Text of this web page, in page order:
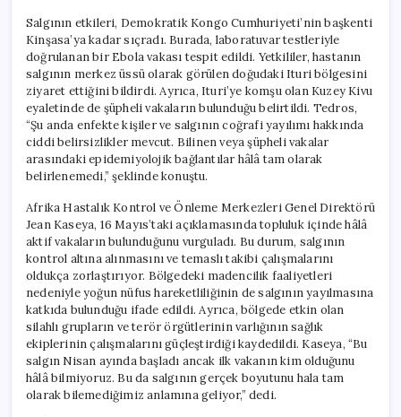
Salgının etkileri, Demokratik Kongo Cumhuriyeti’nin başkenti
Kinşasa’ya kadar sıçradı. Burada, laboratuvar testleriyle
doğrulanan bir Ebola vakası tespit edildi. Yetkililer, hastanın
salgının merkez üssü olarak görülen doğudaki Ituri bölgesini
ziyaret ettiğini bildirdi. Ayrıca, Ituri’ye komşu olan Kuzey Kivu
eyaletinde de şüpheli vakaların bulunduğu belirtildi. Tedros,
“Şu anda enfekte kişiler ve salgının coğrafi yayılımı hakkında
ciddi belirsizlikler mevcut. Bilinen veya şüpheli vakalar
arasındaki epidemiyolojik bağlantılar hâlâ tam olarak
belirlenemedi,” şeklinde konuştu.
Afrika Hastalık Kontrol ve Önleme Merkezleri Genel Direktörü
Jean Kaseya, 16 Mayıs’taki açıklamasında topluluk içinde hâlâ
aktif vakaların bulunduğunu vurguladı. Bu durum, salgının
kontrol altına alınmasını ve temaslı takibi çalışmalarını
oldukça zorlaştırıyor. Bölgedeki madencilik faaliyetleri
nedeniyle yoğun nüfus hareketliliğinin de salgının yayılmasına
katkıda bulunduğu ifade edildi. Ayrıca, bölgede etkin olan
silahlı grupların ve terör örgütlerinin varlığının sağlık
ekiplerinin çalışmalarını güçleştirdiği kaydedildi. Kaseya, “Bu
salgın Nisan ayında başladı ancak ilk vakanın kim olduğunu
hâlâ bilmiyoruz. Bu da salgının gerçek boyutunu hala tam
olarak bilemediğimiz anlamına geliyor,” dedi.